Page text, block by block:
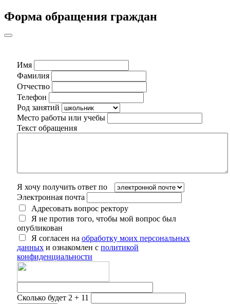
Форма обращения граждан
Имя
Фамилия
Отчество
Телефон
Род занятий
Место работы или учебы
Текст обращения
Я хочу получить ответ по
Электронная почта
Адресовать вопрос ректору
Я не против того, чтобы мой вопрос был
опубликован
Я согласен на обработку моих персональных
данных и ознакомлен с политикой
конфиденциальности
Сколько будет 2 + 11